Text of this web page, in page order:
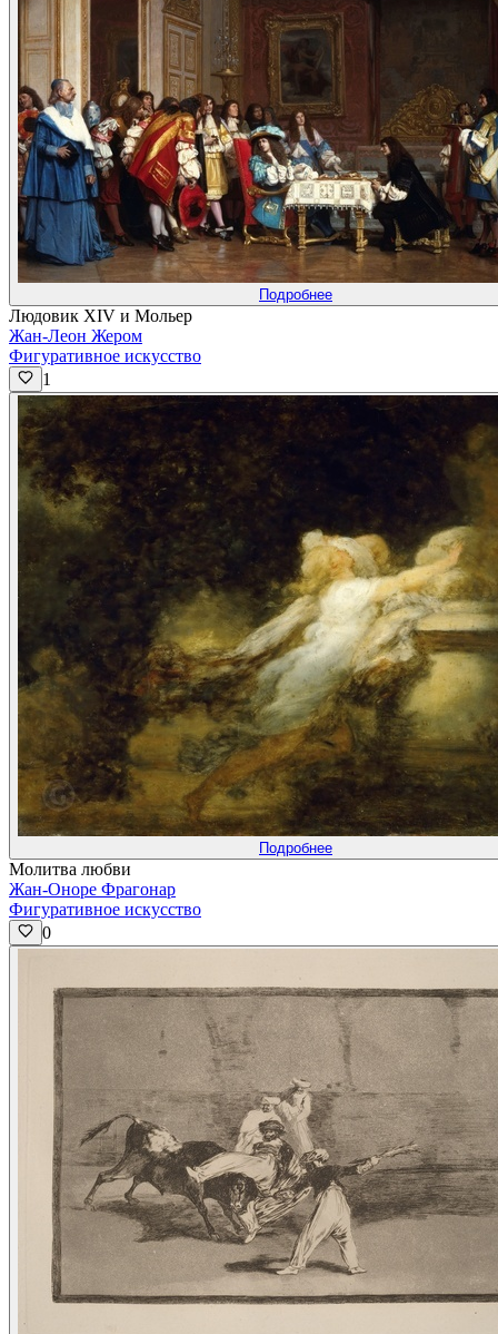
Подробнее
Людовик XIV и Мольер
Жан-Леон Жером
Фигуративное искусство
1
Подробнее
Молитва любви
Жан-Оноре Фрагонар
Фигуративное искусство
0